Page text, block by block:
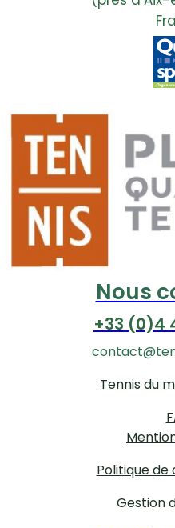
Nous
+33 (0)4
Tennis du
Politique
Gestion